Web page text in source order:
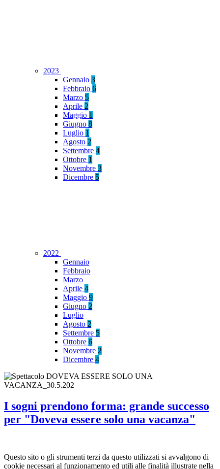
2023
Gennaio 3
Febbraio 6
Marzo 5
Aprile 2
Maggio 1
Giugno 8
Luglio 1
Agosto 2
Settembre 4
Ottobre 1
Novembre 3
Dicembre 5
2022
Gennaio
Febbraio
Marzo
Aprile 4
Maggio 9
Giugno 2
Luglio
Agosto 2
Settembre 5
Ottobre 6
Novembre 2
Dicembre 4
I sogni prendono forma: grande successo
per "Doveva essere solo una vacanza"
Questo sito o gli strumenti terzi da questo utilizzati si avvalgono di
cookie necessari al funzionamento ed utili alle finalità illustrate nella